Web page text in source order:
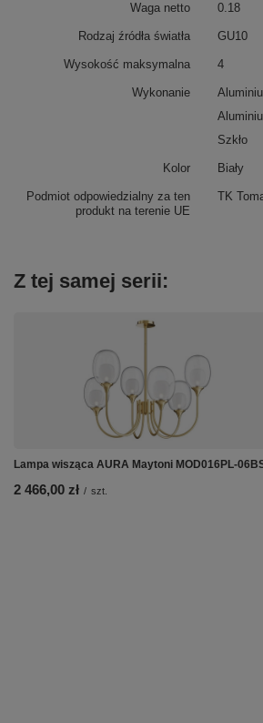
Podmiot odpowiedzialny za ten
produkt na terenie UE
TK
Waga netto 0.18
Rodzaj źródła światła GU10
Wysokość maksymalna 4
Wykonanie
Szkło
Kolor Biały
Z tej samej serii:
Lampa wisząca AURA Maytoni MOD016PL-
2 466,00 zł / szt.